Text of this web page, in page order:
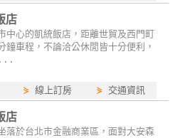
店
中心的凱統飯店，距離世貿及西門町
鐘車程，不論洽公休閒皆十分便利，
...
⋟線上訂房 ⋟ 交通資訊
店
落於台北市金融商業區，面對大安森